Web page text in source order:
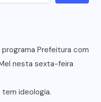
Prefeitura com
nesta sexta-feira
tem ideologia.